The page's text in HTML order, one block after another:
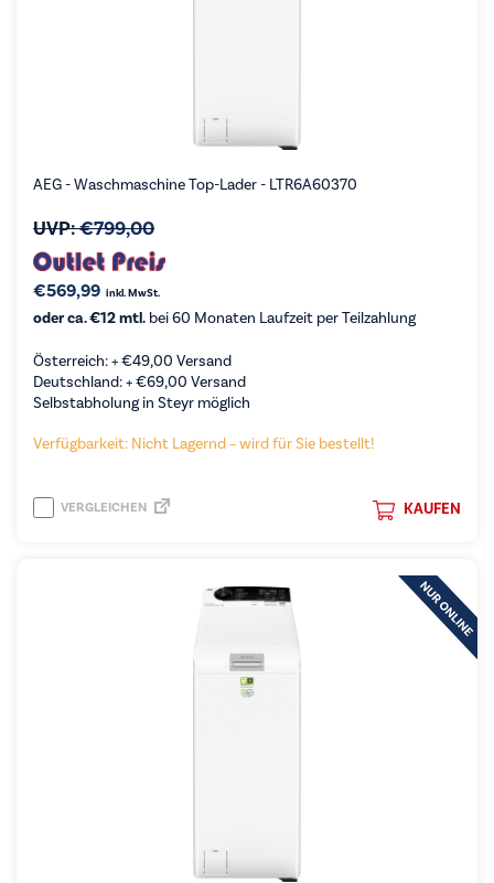
AEG - Waschmaschine Top-Lader - LTR6A60370
UVP:€799,00
€569,99 inkl. MwSt.
oder ca. €12 mtl. bei 60 Monaten Laufzeit per Teilzahlung
Österreich: +€49,00 Versand
Deutschland: +€69,00 Versand
Selbstabholung in Steyr möglich
Verfügbarkeit: Nicht Lagernd – wird für Sie bestellt!
KAUFEN
VERGLEICHEN